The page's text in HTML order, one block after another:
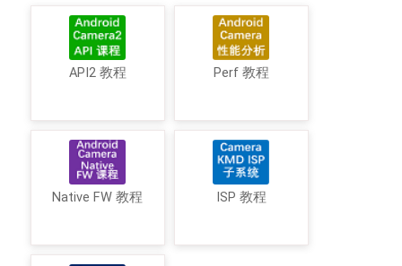
API2 教程 Perf 教程
Native FW 教程 ISP 教程